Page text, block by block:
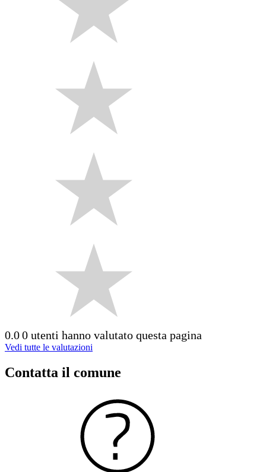
0.00 utenti hanno valutato questa pagina
Vedi tutte le valutazioni
Contatta il comune